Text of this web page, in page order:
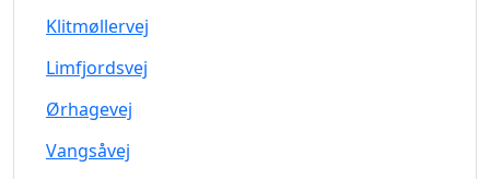
Klitmøllervej
Limfjordsvej
Ørhagevej
Vangsåvej